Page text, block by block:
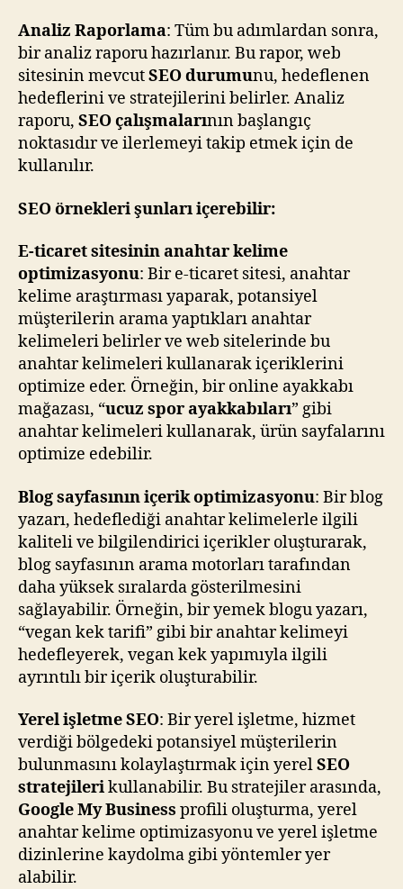
Analiz Raporlama: Tüm bu adımlardan sonra,
bir analiz raporu hazırlanır. Bu rapor, web
sitesinin mevcutSEO durumunu, hedeflenen
hedeflerini ve stratejilerini belirler. Analiz
raporu, SEO çalışmalarının başlangıç
noktasıdır ve ilerlemeyi takip etmek için de
kullanılır.
SEO örnekleri şunları içerebilir:
E-ticaret sitesinin anahtar kelime
optimizasyonu: Bir e-ticaret sitesi, anahtar
kelime araştırması yaparak, potansiyel
müşterilerin arama yaptıkları anahtar
kelimeleri belirler ve web sitelerinde bu
anahtar kelimeleri kullanarak içeriklerini
optimize eder. Örneğin, bir online ayakkabı
mağazası, “ucuz spor ayakkabıları” gibi
anahtar kelimeleri kullanarak, ürün sayfalarını
optimize edebilir.
Blog sayfasının içerik optimizasyonu: Bir blog
yazarı, hedeflediği anahtar kelimelerle ilgili
kaliteli ve bilgilendirici içerikler oluşturarak,
blog sayfasının arama motorları tarafından
daha yüksek sıralarda gösterilmesini
sağlayabilir. Örneğin, bir yemek blogu yazarı,
“vegan kek tarifi” gibi bir anahtar kelimeyi
hedefleyerek, vegan kek yapımıyla ilgili
ayrıntılı bir içerik oluşturabilir.
Yerel işletme SEO: Bir yerel işletme, hizmet
verdiği bölgedeki potansiyel müşterilerin
bulunmasını kolaylaştırmak için yerelSEO
stratejilerikullanabilir. Bu stratejiler arasında,
Google My Business profili oluşturma, yerel
anahtar kelime optimizasyonu ve yerel işletme
dizinlerine kaydolma gibi yöntemler yer
alabilir.